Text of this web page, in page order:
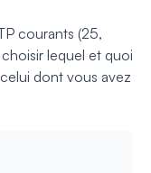
courants (25,
lequel et quoi
dont vous avez